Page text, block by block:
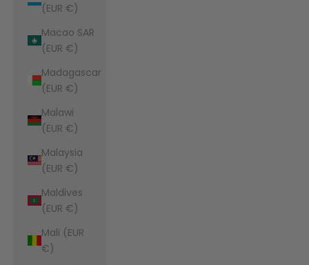
(EUR €)
Macao SAR
(EUR €)
Madagascar
(EUR €)
Malawi
(EUR €)
Malaysia
(EUR €)
Maldives
(EUR €)
Mali (EUR
€)